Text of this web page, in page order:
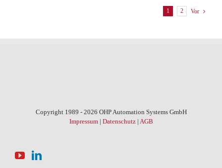
1 2 Vor
Copyright 1989 - 2026 OHP Automation Systems GmbH
Impressum| Datenschutz| AGB